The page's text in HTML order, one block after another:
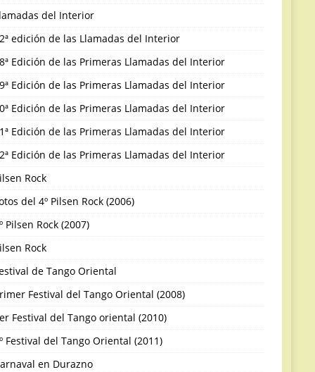
del Interior
edición de las Llamadas del Interior
Edición de las Primeras Llamadas del Interior
Edición de las Primeras Llamadas del Interior
Edición de las Primeras Llamadas del Interior
Edición de las Primeras Llamadas del Interior
Edición de las Primeras Llamadas del Interior
Rock
del 4º Pilsen Rock (2006)
Pilsen Rock (2007)
Rock
de Tango Oriental
Festival del Tango Oriental (2008)
Festival del Tango oriental (2010)
Festival del Tango Oriental (2011)
en Durazno